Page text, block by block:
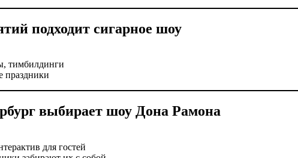
подходит сигарное шоу
тимбилдинги
праздники
выбирает шоу Дона Рамона
для гостей